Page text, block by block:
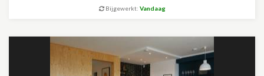
Bijgewerkt: Vandaag